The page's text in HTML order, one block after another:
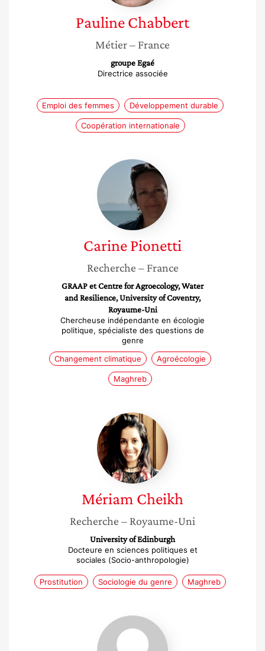
PaulineChabbert
Métier– France
groupe Egaé
Directrice associée
Emploi des femmes Développement durable
Coopération internationale
Carine
Pionetti
CarinePionetti
Recherche – France
GRAAP et Centre for Agroecology, Water
and Resilience, University of Coventry,
Royaume-Uni
Chercheuse indépendante en écologie
politique, spécialiste des questions de
genre
Changement climatique
Agroécologie
Maghreb
Mériam
Cheikh
Mériam Cheikh
Recherche – Royaume-Uni
University of Edinburgh
Docteure en sciences politiques et
sociales (Socio-anthropologie)
Prostitution Sociologie du genre Maghreb
Fatima
Zohra
Iflahen